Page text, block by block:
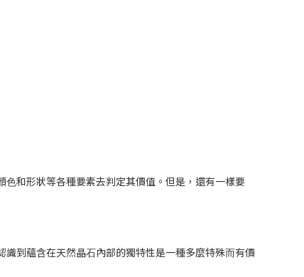
和形狀等各種要素去判定其價值。但是，還有⼀樣要
到蘊含在天然晶⽯內部的獨特性是⼀種多麼特殊⽽有價